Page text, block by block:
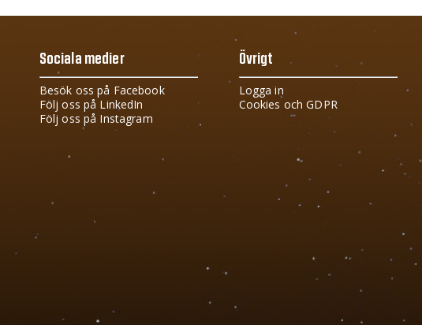
Sociala medier
Besök oss på Facebook
Följ oss på LinkedIn
Följ oss på Instagram
Övrigt
Logga in
Cookies och GDPR